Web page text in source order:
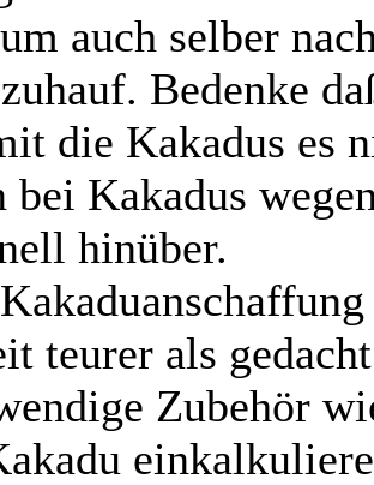
auch selber
Bedenke
die Kakadus es
bei Kakadus
hinüber.
teurer als
Zubehör